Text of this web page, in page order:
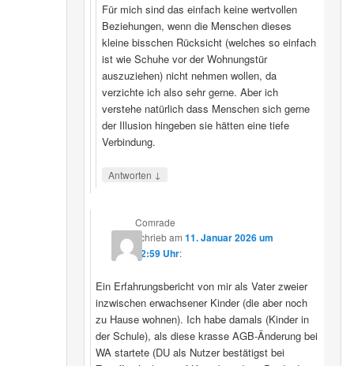
Für mich sind das einfach keine wertvollen
Beziehungen, wenn die Menschen dieses
kleine bisschen Rücksicht (welches so einfach
ist wie Schuhe vor der Wohnungstür
auszuziehen) nicht nehmen wollen, da
verzichte ich also sehr gerne. Aber ich
verstehe natürlich dass Menschen sich gerne
der Illusion hingeben sie hätten eine tiefe
Verbindung.
Antworten ↓
Comrade
schriebam11. Januar 2026 um
22:59 Uhr:
Ein Erfahrungsbericht von mir als Vater zweier
inzwischen erwachsener Kinder (die aber noch
zu Hause wohnen). Ich habe damals (Kinder in
der Schule), als diese krasse AGB-Änderung bei
WA startete (DU als Nutzer bestätigst bei